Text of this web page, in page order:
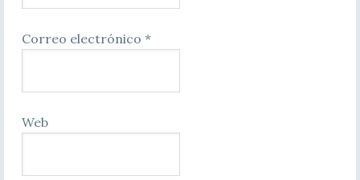
Correo electrónico *
Web